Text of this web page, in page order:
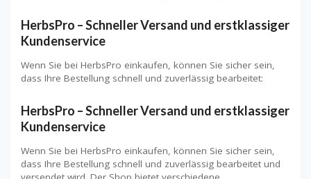
HerbsPro – Schneller Versand und erstklassiger
Kundenservice
Wenn Sie bei HerbsPro einkaufen, können Sie sicher sein,
dass Ihre Bestellung schnell und zuverlässig bearbeitet:
HerbsPro – Schneller Versand und erstklassiger
Kundenservice
Wenn Sie bei HerbsPro einkaufen, können Sie sicher sein,
dass Ihre Bestellung schnell und zuverlässig bearbeitet und